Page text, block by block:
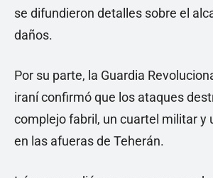
se difundieron detalles sobre el
daños.
Por su parte, la Guardia
iraní confirmó que los ataques
complejo fabril, un cuartel militar y
en las afueras de Teherán.